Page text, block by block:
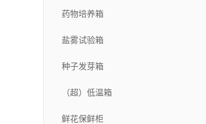
药物培养箱
盐雾试验箱
种子发芽箱
（超）低温箱
鲜花保鲜柜